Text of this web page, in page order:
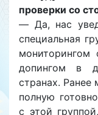
проверки со
— Да, нас
специальная
мониторингом
допингом в
странах. Ранее
полную
с этой